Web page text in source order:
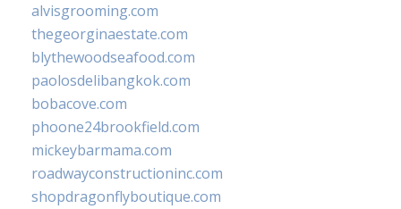
alvisgrooming.com
thegeorginaestate.com
blythewoodseafood.com
paolosdelibangkok.com
bobacove.com
phoone24brookfield.com
mickeybarmama.com
roadwayconstructioninc.com
shopdragonflyboutique.com